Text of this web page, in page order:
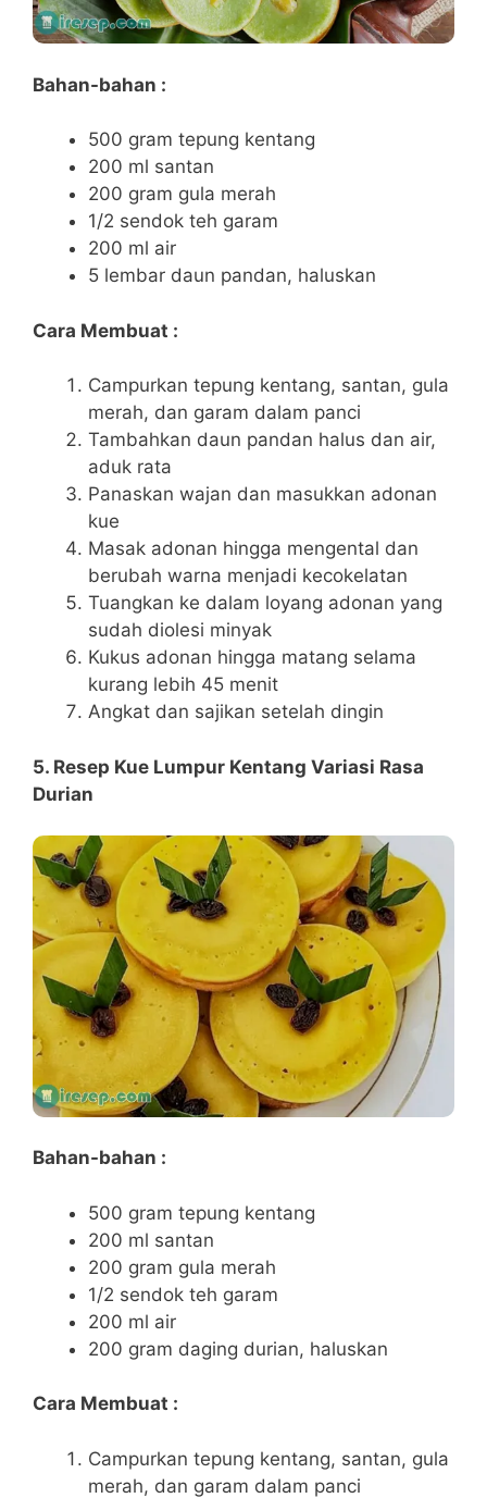
Bahan-bahan :
500 gram tepung kentang
200 ml santan
200 gram gula merah
1/2 sendok teh garam
200 ml air
5 lembar daun pandan, haluskan
Cara Membuat :
Campurkan tepung kentang, santan, gula
merah, dan garam dalam panci
Tambahkan daun pandan halus dan air,
aduk rata
Panaskan wajan dan masukkan adonan
kue
Masak adonan hingga mengental dan
berubah warna menjadi kecokelatan
Tuangkan ke dalam loyang adonan yang
sudah diolesi minyak
Kukus adonan hingga matang selama
kurang lebih 45 menit
Angkat dan sajikan setelah dingin
5. Resep Kue Lumpur Kentang Variasi Rasa
Durian
Bahan-bahan :
500 gram tepung kentang
200 ml santan
200 gram gula merah
1/2 sendok teh garam
200 ml air
200 gram daging durian, haluskan
Cara Membuat :
Campurkan tepung kentang, santan, gula
merah, dan garam dalam panci